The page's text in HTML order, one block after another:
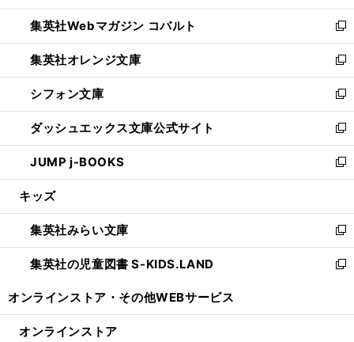
開
く
ウ
で
開
く
ン
ド
ウ
で
開
く
ウ
ィ
ン
ド
ウ
で
開
く
集英社Webマガジン コバルト
新
し
い
ウ
ィ
ン
ド
ウ
で
開
集英社オレンジ文庫
新
し
い
ウ
ィ
ン
ド
ウ
開
く
シフォン文庫
新
し
い
ウ
ィ
ン
ウ
で
開
く
ダッシュエックス文庫公式サイト
新
し
い
ウ
ン
ド
ウ
で
JUMP j-BOOKS
新
し
ウ
ィ
ン
ド
開
キッズ
集英社みらい文庫
新
し
い
ン
集英社の児童図書 S-KIDS.LAND
新
ウ
オンラインストア・ その他WEBサービス
オンラインストア